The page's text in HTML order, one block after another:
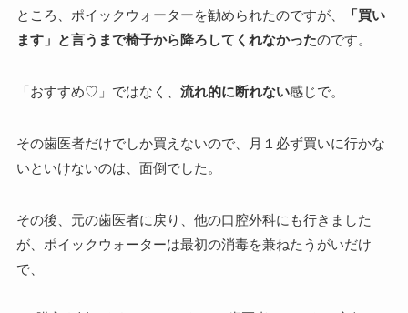
ところ、ポイックウォーターを勧められたのですが、
「買い
ます」と言うまで椅子から降ろしてくれなかったのです。
「おすすめ♡」ではなく、 流れ的に断れない感じで。
その歯医者だけでしか買えないので、月１必ず買いに行かな
いといけないのは、面倒でした。
その後、元の歯医者に戻り、他の口腔外科にも行きました
が、ポイックウォーターは最初の消毒を兼ねたうがいだけ
で、